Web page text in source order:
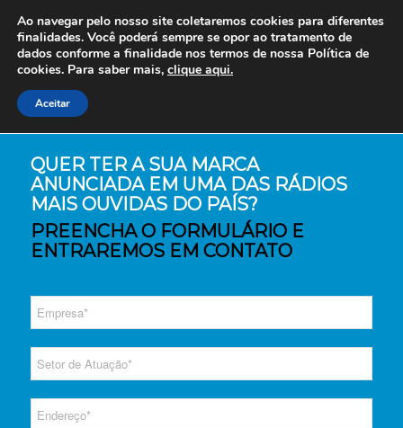
QUER TER A SUA MARCA
ANUNCIADA EM UMA DAS RÁDIOS
MAIS OUVIDAS DO PAÍS?
PREENCHA O FORMULÁRIO E
ENTRAREMOS EM CONTATO
Ao navegar pelo nosso site coletaremos cookies para diferentes
finalidades. Você poderá sempre se opor ao tratamento de
dados conforme a finalidade nos termos de nossa Política de
cookies. Para saber mais, clique aqui.
Aceitar